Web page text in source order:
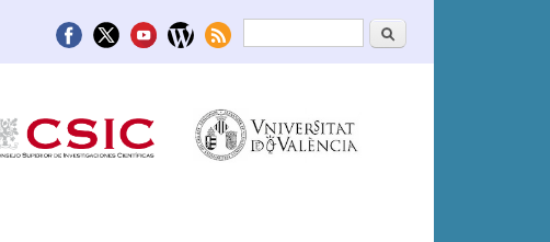
Formulario deBuscar